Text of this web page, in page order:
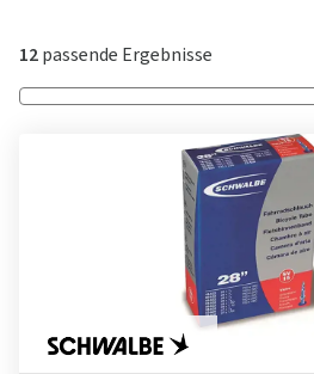
12passende Ergebnisse